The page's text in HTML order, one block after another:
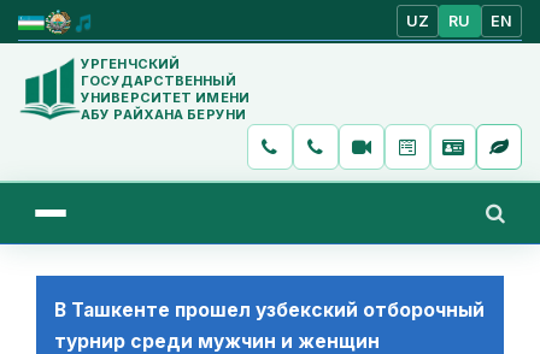
UZ RU EN
УРГЕНЧСКИЙ
ГОСУДАРСТВЕННЫЙ
УНИВЕРСИТЕТ ИМЕНИ
АБУ РАЙХАНА БЕРУНИ
В Ташкенте прошел узбекский отборочный
турнир среди мужчин и женщин